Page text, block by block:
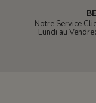
Notre Service
Lundi au